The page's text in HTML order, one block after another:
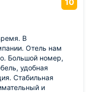
10
В
Отель нам
Большой номер,
удобная
Стабильная
и